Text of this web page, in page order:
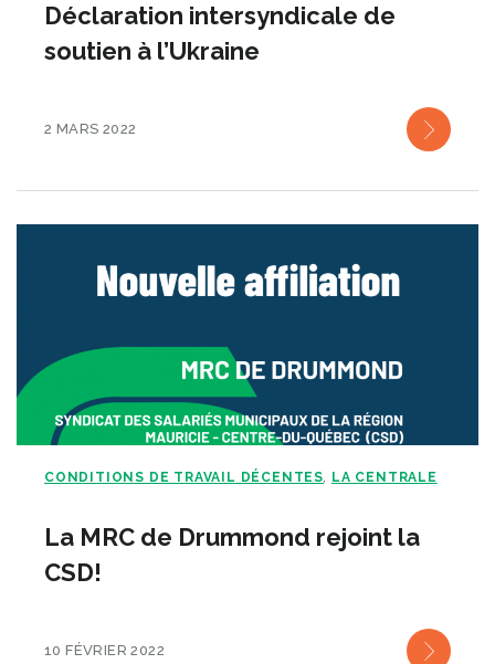
Déclaration intersyndicale de
soutien à l’Ukraine
2 MARS 2022
CONDITIONS DE TRAVAIL DÉCENTES LA CENTRALE
La MRC de Drummond rejoint la
CSD!
10 FÉVRIER 2022